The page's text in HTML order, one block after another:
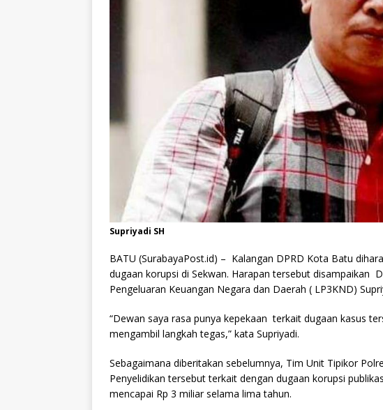
Supriyadi SH
BATU (SurabayaPost.id) – Kalangan DPRD Kota Batu
dugaan korupsi di Sekwan. Harapan tersebut disampaikan
Pengeluaran Keuangan Negara dan Daerah ( LP3KND)
“Dewan saya rasa punya kepekaan terkait dugaan kasus
mengambil langkah tegas,” kata Supriyadi.
Sebagaimana diberitakan sebelumnya, Tim Unit Tipikor
Penyelidikan tersebut terkait dengan dugaan korupsi
mencapai Rp 3 miliar selama lima tahun.